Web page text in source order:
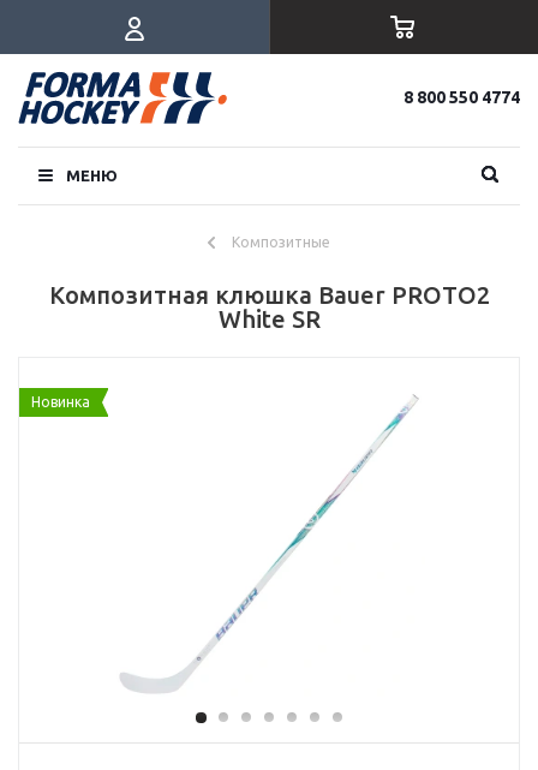
8 800 550 4774
МЕНЮ
Композитные
Композитная клюшка Bauer PROTO2
White SR
Новинка